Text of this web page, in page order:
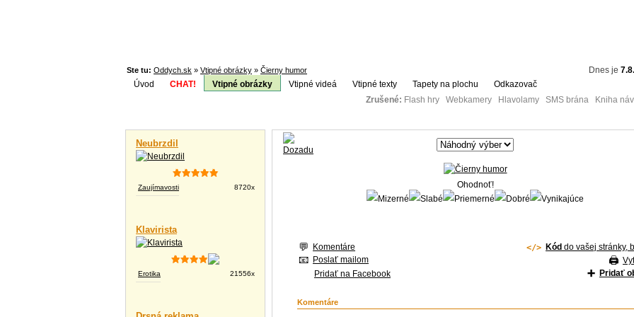
Ste tu: Oddych.sk » Vtipné obrázky » Čierny humor Dnes je
Úvod
CHAT! Vtipné obrázky Vtipné videá Vtipné texty Tapety na plochu
Odkazovač
Zrušené: Flash hry Webkamery Hlavolamy SMS brána Kniha
Neubrzdil
Zaujímavosti 8720x
Klavirista
Erotika 21556x
Ohodnoť!
Komentáre
Poslať mailom
Pridať na Facebook
Kód do vašej stránky,
Pridať
Komentáre